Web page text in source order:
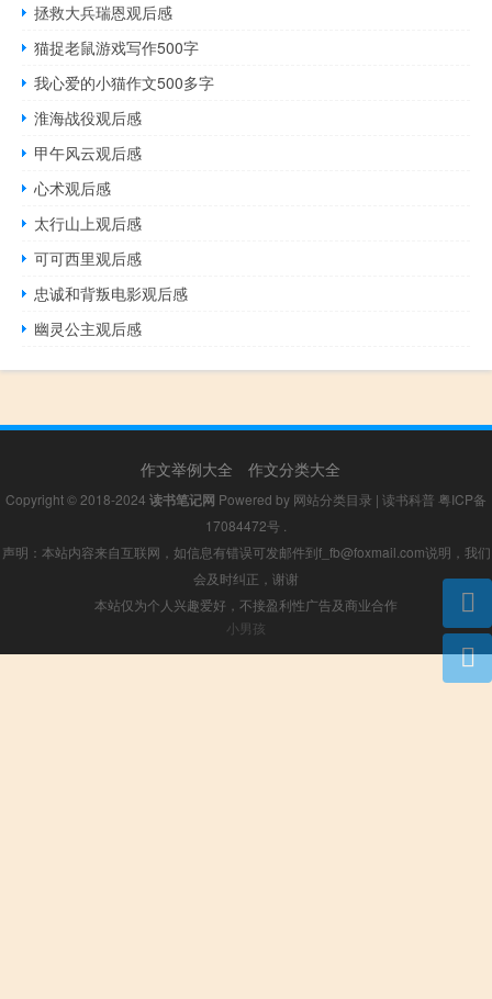
拯救大兵瑞恩观后感
猫捉老鼠游戏写作500字
我心爱的小猫作文500多字
淮海战役观后感
甲午风云观后感
心术观后感
太行山上观后感
可可西里观后感
忠诚和背叛电影观后感
幽灵公主观后感
作文举例大全 作文分类大全
Copyright © 2018-2024 读书笔记网 Powered by 网站分类目录 | 读书科普 粤ICP备
17084472号
声明：本站内容来自互联网，如信息有错误可发邮件到f_fb@foxmail.com说明，我们
会及时纠正，谢谢
本站仅为个人兴趣爱好，不接盈利性广告及商业合作
小男孩